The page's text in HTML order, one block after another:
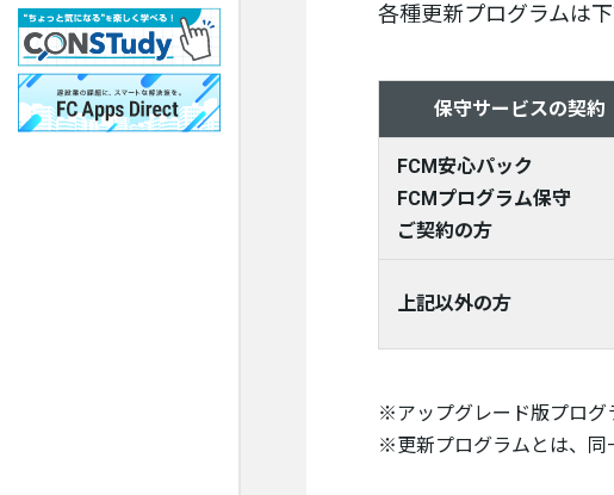
各種更新プログラムは
保守サービスの契約
FCM安心パック
FCMプログラム保守
ご契約の方
上記以外の方
※アップグレード版プログ
※更新プログラムとは、同